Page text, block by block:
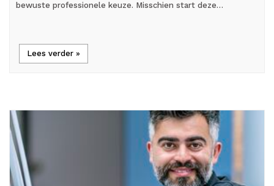
bewuste professionele keuze. Misschien start deze…
Lees verder »